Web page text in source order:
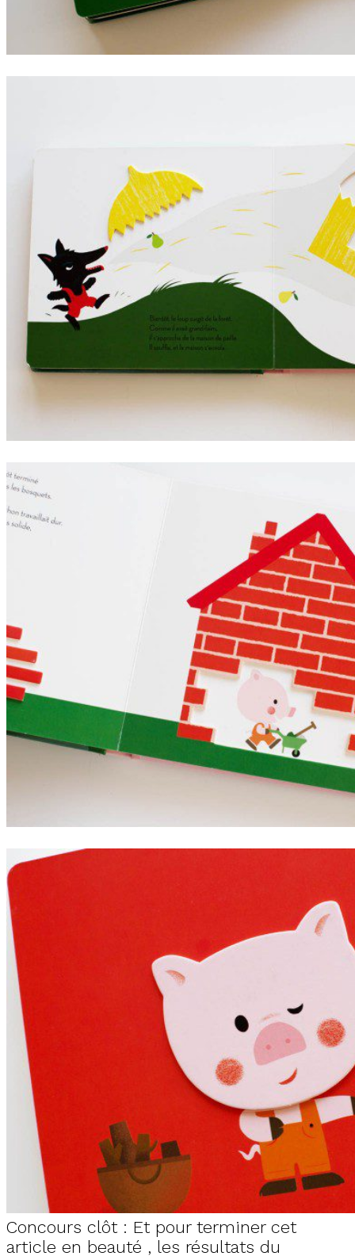
Concours clôt : Et pour terminer cet
article en beauté , les résultats du